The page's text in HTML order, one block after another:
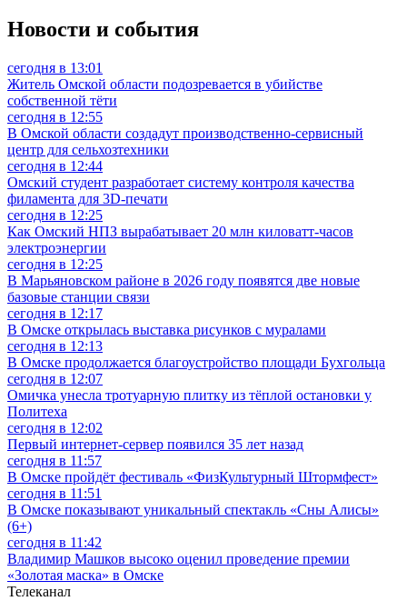
Новости и события
сегодня в 13:01
Житель Омской области подозревается в убийстве
собственной тёти
сегодня в 12:55
В Омской области создадут производственно-сервисный
центр для сельхозтехники
сегодня в 12:44
Омский студент разработает систему контроля качества
филамента для 3D-печати
сегодня в 12:25
Как Омский НПЗ вырабатывает 20 млн киловатт-часов
электроэнергии
сегодня в 12:25
В Марьяновском районе в 2026 году появятся две новые
базовые станции связи
сегодня в 12:17
В Омске открылась выставка рисунков с муралами
сегодня в 12:13
В Омске продолжается благоустройство площади Бухгольца
сегодня в 12:07
Омичка унесла тротуарную плитку из тёплой остановки у
Политеха
сегодня в 12:02
Первый интернет-сервер появился 35 лет назад
сегодня в 11:57
В Омске пройдёт фестиваль «ФизКультурный Штормфест»
сегодня в 11:51
В Омске показывают уникальный спектакль «Сны Алисы»
(6+)
сегодня в 11:42
Владимир Машков высоко оценил проведение премии
«Золотая маска» в Омске
Телеканал